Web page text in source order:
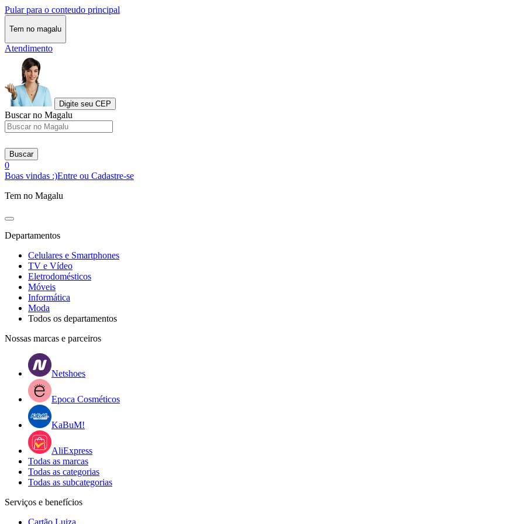
Pular para o conteudo principal
Tem no magalu
Atendimento
Digite seu CEP
Buscar no Magalu
Buscar
0
Boas vindas :)Entre ou Cadastre-se
Tem no Magalu
Departamentos
Celulares e Smartphones
TV e Vídeo
Eletrodomésticos
Móveis
Informática
Moda
Todos os departamentos
Nossas marcas e parceiros
Netshoes
Epoca Cosméticos
KaBuM!
AliExpress
Todas as marcas
Todas as categorias
Todas as subcategorias
Serviços e benefícios
Cartão Luiza